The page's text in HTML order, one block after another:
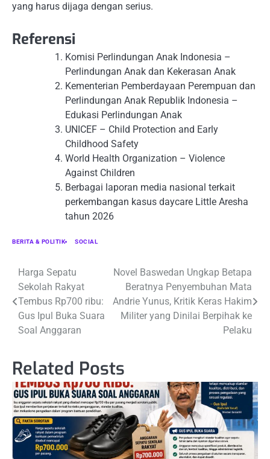
yang harus dijaga dengan serius.
Referensi
Komisi Perlindungan Anak Indonesia –
Perlindungan Anak dan Kekerasan Anak
Kementerian Pemberdayaan Perempuan dan
Perlindungan Anak Republik Indonesia –
Edukasi Perlindungan Anak
UNICEF – Child Protection and Early
Childhood Safety
World Health Organization – Violence
Against Children
Berbagai laporan media nasional terkait
perkembangan kasus daycare Little Aresha
tahun 2026
BERITA & POLITIK SOCIAL
Navigasi
pos
Harga Sepatu
Sekolah Rakyat
Tembus Rp700 ribu:
Gus Ipul Buka Suara
Soal Anggaran
Novel Baswedan Ungkap Betapa
Beratnya Penyembuhan Mata
Andrie Yunus, Kritik Keras Hakim
Militer yang Dinilai Berpihak ke
Pelaku
Related Posts